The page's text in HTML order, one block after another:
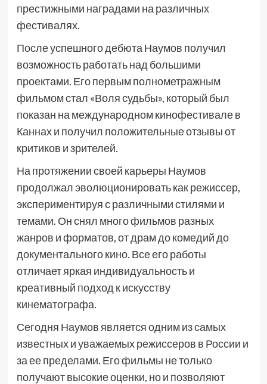
престижными наградами на различных
фестивалях.
После успешного дебюта Наумов получил
возможность работать над большими
проектами. Его первым полнометражным
фильмом стал «Воля судьбы», который был
показан на международном кинофестивале в
Каннах и получил положительные отзывы от
критиков и зрителей.
На протяжении своей карьеры Наумов
продолжал эволюционировать как режиссер,
экспериментируя с различными стилями и
темами. Он снял много фильмов разных
жанров и форматов, от драм до комедий до
документального кино. Все его работы
отличает яркая индивидуальность и
креативный подход к искусству
кинематографа.
Сегодня Наумов является одним из самых
известных и уважаемых режиссеров в России и
за ее пределами. Его фильмы не только
получают высокие оценки, но и позволяют